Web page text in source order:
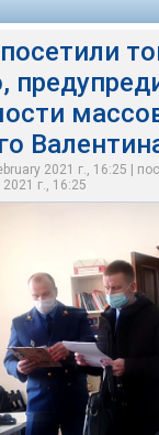
2021 г., 16:25 |
г., 16:25